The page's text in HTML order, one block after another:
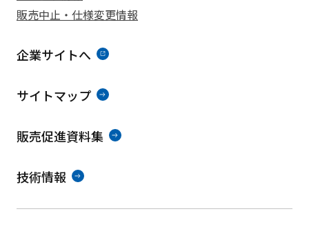
販売中止・仕様変更情報
企業サイトへ
サイトマップ
販売促進資料集
技術情報